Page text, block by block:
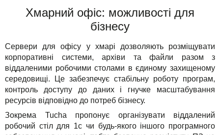
Хмарний офіс: можливості для
бізнесу
Сервери для офісу у хмарі дозволяють розміщувати
корпоративні системи, архіви та файли разом з
віддаленими робочими столами в єдиному захищеному
середовищі. Це забезпечує стабільну роботу програм,
контроль доступу до даних і гнучке масштабування
ресурсів відповідно до потреб бізнесу.
Зокрема Tucha пропонує організувати віддалений
робочий стіл для 1с чи будь-якого іншого програмного